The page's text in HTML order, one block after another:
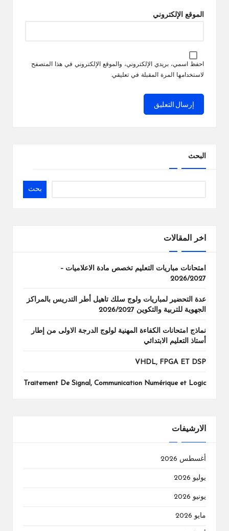
الموقع الإلكتروني
احفظ اسمي، بريدي الإلكتروني، والموقع الإلكتروني في هذا المتصفح
لاستخدامها المرة المقبلة في تعليقي.
البحث
بحث
اخر المقالات
امتحانات مباريات التعليم تخصص مادة الاعلاميات –
2026/2027
عدة التحضير لمباريات ولوج سلك تاهيل أطر التدريس بالمراكز
الجهوية للتربية والتكوين 2026/2027
نماذج امتحانات الكفاءة المهنية لولوج الدرجة الاولى من إطار
أستاذ التعليم الابتدائي
VHDL, FPGA ET DSP
Traitement De Signal, Communication Numérique et Logic
الارشيفات
أغسطس 2026
يوليو 2026
يونيو 2026
مايو 2026